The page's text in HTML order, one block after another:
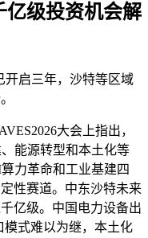
亿级投资机会解
开启三年，沙特等区域
大会上指出，
能源转型和本土化等
力革命和工业基建四
性赛道。中东沙特未来
亿级。中国电力设备出
模式难以为继，本土化